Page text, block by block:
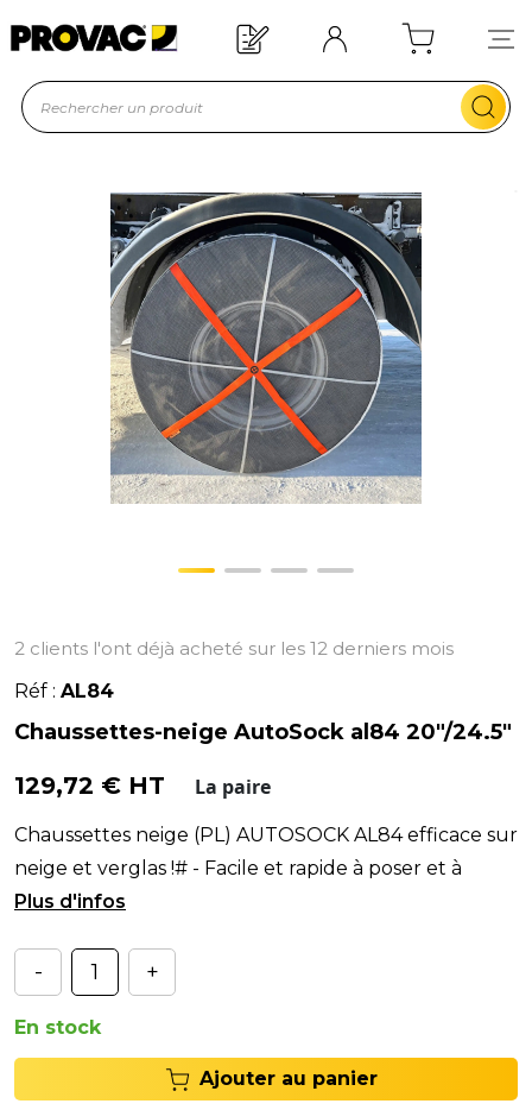
Offre de bienvenue : 20€ offerts !
En savoir plus
2 clients l'ont déjà acheté sur les 12 derniers mois
Réf : AL84
Chaussettes-neige AutoSock al84 20"/24.5"
129,72 € HT La paire
Chaussettes neige (PL) AUTOSOCK AL84 efficace sur
neige et verglas !# - Facile et rapide à poser et à
déposer sans même devoir lire une notice !
- +
En stock
Ajouter au panier